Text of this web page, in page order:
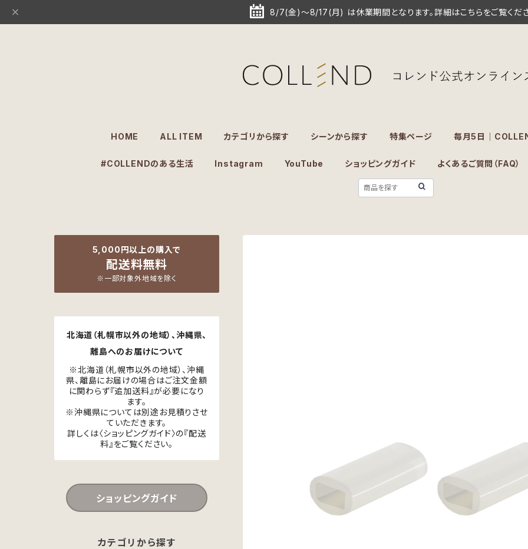
8/7(金)～8/17(月) は休業期間となります。詳細はこちらをご覧くださ
HOME ALL ITEM カテゴリから探す シーンから探す 特集ページ 毎月5日｜
#COLLENDのある生活 Instagram YouTube ショッピングガイド よくあるご質問（FAQ）
5,000円以上の購入で
配送料無料
※一部対象外地域を除く
北海道（札幌市以外の地域）、沖縄県、
離島へのお届けについて
※北海道（札幌市以外の地域）、沖縄
県、離島にお届けの場合はご注文金額
に関わらず『追加送料』が必要になり
ます。
※沖縄県については別途お見積りさせ
ていただきます。
詳しくは〈ショッピングガイド〉の『配送
料』をご覧ください。
ショッピングガイド
カテゴリから探す